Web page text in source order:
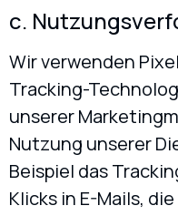
c.
Wir verwenden
Tracking-
unserer
Nutzung unserer
Beispiel das
Klicks in E-Mails,